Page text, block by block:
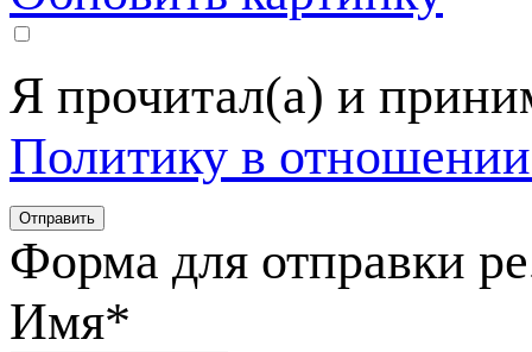
Я прочитал(а) и
Политику в
Форма для отправки
Имя*